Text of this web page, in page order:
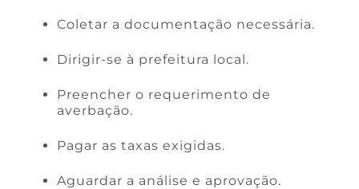
Coletar a documentação necessária.
Dirigir-se à prefeitura local.
Preencher o requerimento de
averbação.
Pagar as taxas exigidas.
Aguardar a análise e aprovação.